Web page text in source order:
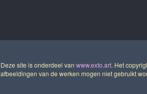
Deze site is onderdeel van www.exto.art. Het
afbeeldingen van de werken mogen niet gebruikt